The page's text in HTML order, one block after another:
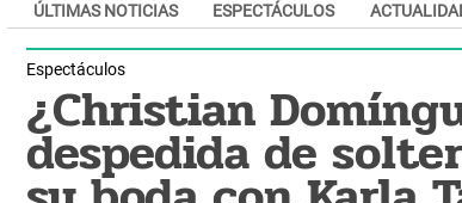
ÚLTIMAS NOTICIAS ESPECTÁCULOS
Espectáculos
¿Christian
despedida de